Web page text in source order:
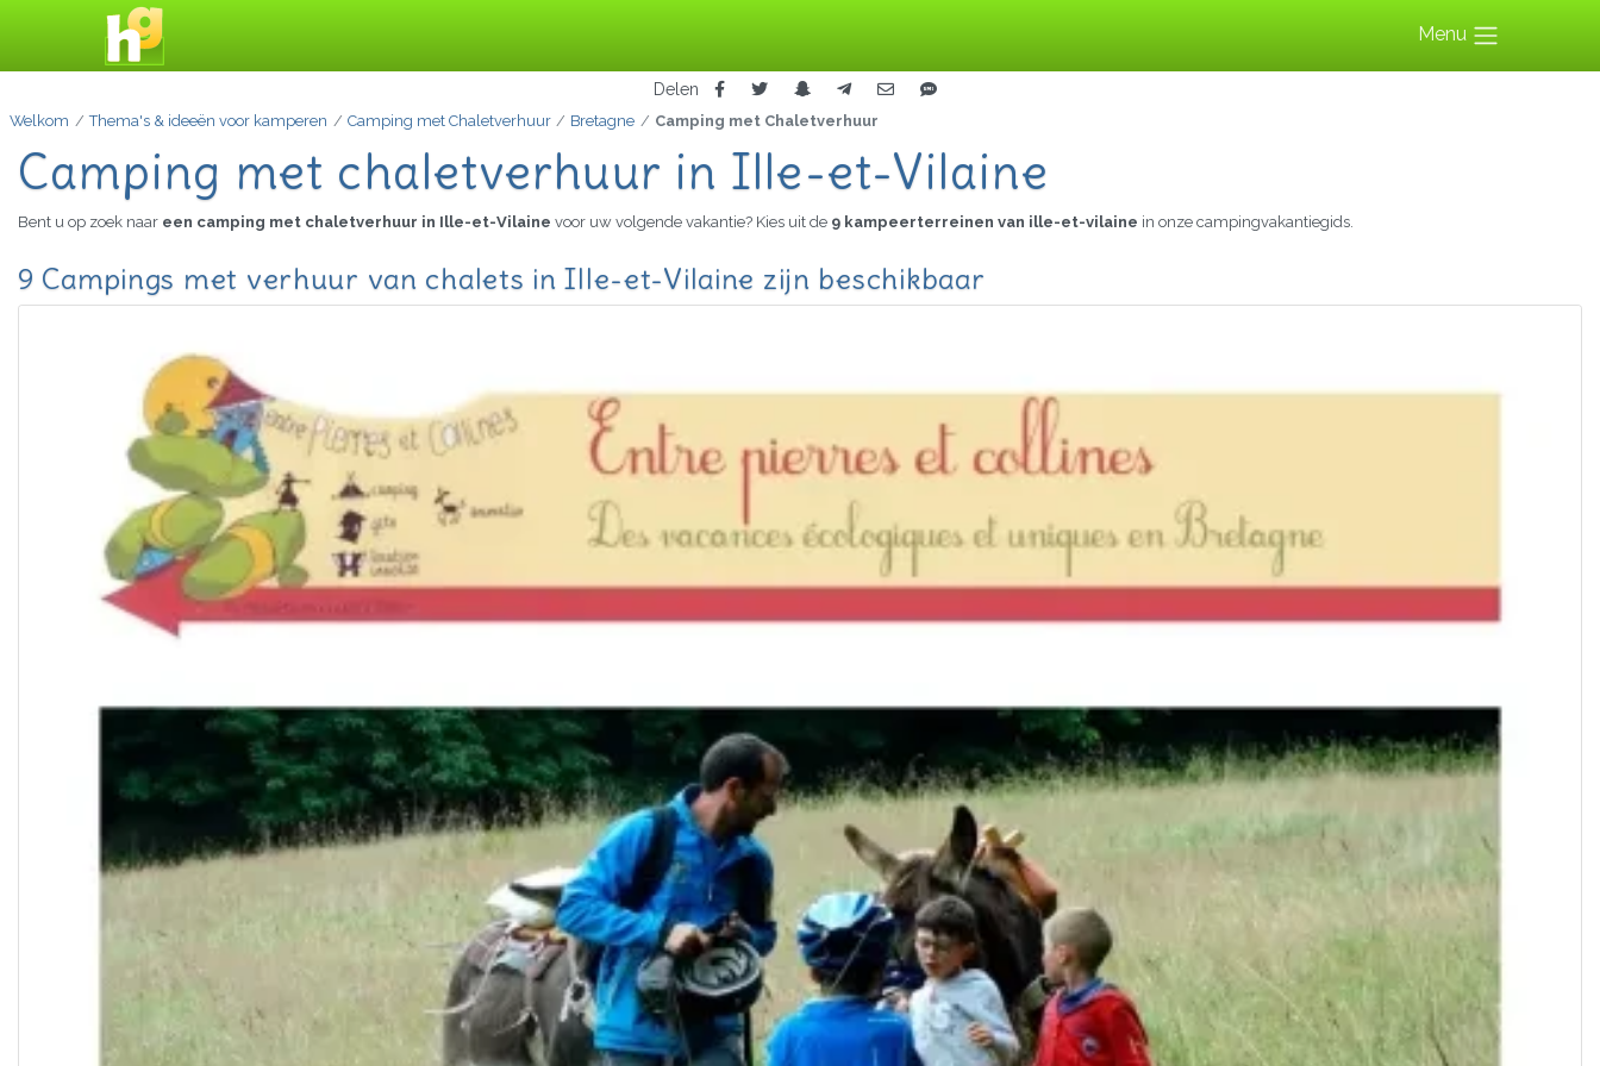
Menu
Delen
Welkom Thema's & ideeën voor kamperen Camping met Chaletverhuur Bretagne Camping met Chaletverhuur
Camping met chaletverhuur in Ille-et-Vilaine
Bent u op zoek naar een camping met chaletverhuur in Ille-et-Vilaine voor uw volgende vakantie? Kies uit de 9 kampeerterreinen van ille-et-vilaine in onze campingvakantiegids.
9 Campings met verhuur van chalets in Ille-et-Vilaine zijn beschikbaar